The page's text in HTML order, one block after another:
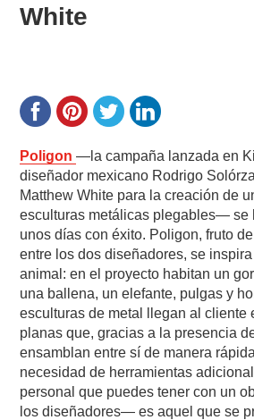
White
Poligon—la campaña lanzada en
diseñador mexicano Rodrigo
Matthew White para la creación de
esculturas metálicas plegables— se
unos días con éxito. Poligon, fruto
entre los dos diseñadores, se
animal: en el proyecto habitan un
una ballena, un elefante, pulgas y
esculturas de metal llegan al cliente
planas que, gracias a la presencia
ensamblan entre sí de manera
necesidad de herramientas
personal que puedes tener con un
los diseñadores— es aquel que se